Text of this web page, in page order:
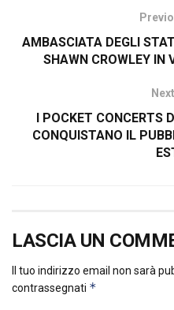
AMBASCIATA DEGLI
SHAWN CROWLEY IN
I POCKET CONCERTS
CONQUISTANO IL
LASCIA UN
Il tuo indirizzo email non sarà
contrassegnati *